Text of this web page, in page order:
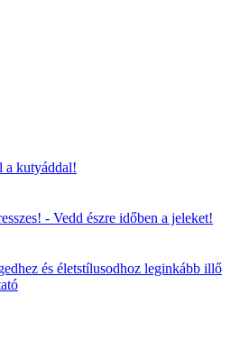
a kutyáddal!
- Vedd észre időben a jeleket!
és életstílusodhoz leginkább illő